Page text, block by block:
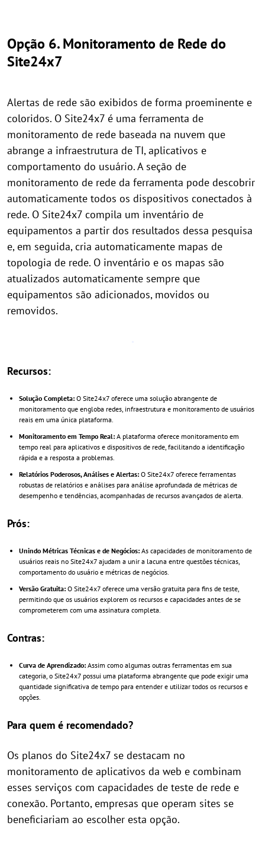
Opção 6. Monitoramento de Rede do
Site24x7
Alertas de rede são exibidos de forma proeminente e
coloridos. O Site24x7 é uma ferramenta de
monitoramento de rede baseada na nuvem que
abrange a infraestrutura de TI, aplicativos e
comportamento do usuário. A seção de
monitoramento de rede da ferramenta pode descobrir
automaticamente todos os dispositivos conectados à
rede. O Site24x7 compila um inventário de
equipamentos a partir dos resultados dessa pesquisa
e, em seguida, cria automaticamente mapas de
topologia de rede. O inventário e os mapas são
atualizados automaticamente sempre que
equipamentos são adicionados, movidos ou
removidos.
Recursos:
Solução Completa: O Site24x7 oferece uma solução abrangente de
monitoramento que engloba redes, infraestrutura e monitoramento de usuários
reais em uma única plataforma.
Monitoramento em Tempo Real: A plataforma oferece monitoramento em
tempo real para aplicativos e dispositivos de rede, facilitando a identificação
rápida e a resposta a problemas.
Relatórios Poderosos, Análises e Alertas: O Site24x7 oferece ferramentas
robustas de relatórios e análises para análise aprofundada de métricas de
desempenho e tendências, acompanhadas de recursos avançados de alerta.
Prós:
Unindo Métricas Técnicas e de Negócios: As capacidades de monitoramento de
usuários reais no Site24x7 ajudam a unir a lacuna entre questões técnicas,
comportamento do usuário e métricas de negócios.
Versão Gratuita: O Site24x7 oferece uma versão gratuita para fins de teste,
permitindo que os usuários explorem os recursos e capacidades antes de se
comprometerem com uma assinatura completa.
Contras:
Curva de Aprendizado: Assim como algumas outras ferramentas em sua
categoria, o Site24x7 possui uma plataforma abrangente que pode exigir uma
quantidade significativa de tempo para entender e utilizar todos os recursos e
opções.
Para quem é recomendado?
Os planos do Site24x7 se destacam no
monitoramento de aplicativos da web e combinam
esses serviços com capacidades de teste de rede e
conexão. Portanto, empresas que operam sites se
beneficiariam ao escolher esta opção.